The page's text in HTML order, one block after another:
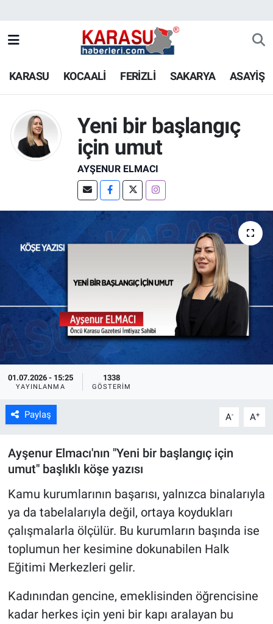
KARASU KOCAALİ FERİZLİ SAKARYA ASAYİŞ
Yeni bir başlangıç
için umut
AYŞENUR ELMACI
01.07.2026 - 15:25
YAYINLANMA
1338
GÖSTERIM
Paylaş A- A+
Ayşenur Elmacı'nın "Yeni bir başlangıç için
umut" başlıklı köşe yazısı
Kamu kurumlarının başarısı, yalnızca binalarıyla
ya da tabelalarıyla değil, ortaya koydukları
çalışmalarla ölçülür. Bu kurumların başında ise
toplumun her kesimine dokunabilen Halk
Eğitimi Merkezleri gelir.
Kadınından gencine, emeklisinden öğrencisine
kadar herkes için yeni bir kapı aralayan bu